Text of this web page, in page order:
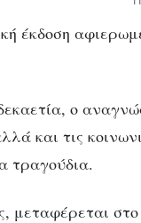
έκδοση
ο
και τις
τραγούδια.
μεταφέρεται